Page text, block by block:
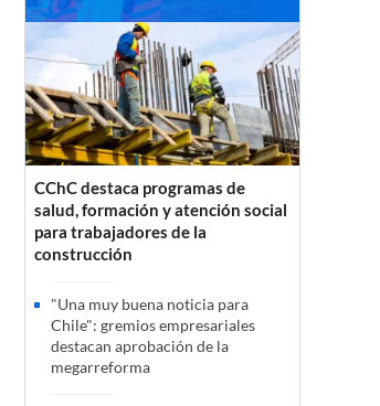
CChC destaca programas de
salud, formación y atención social
para trabajadores de la
construcción
"Una muy buena noticia para
Chile": gremios empresariales
destacan aprobación de la
megarreforma